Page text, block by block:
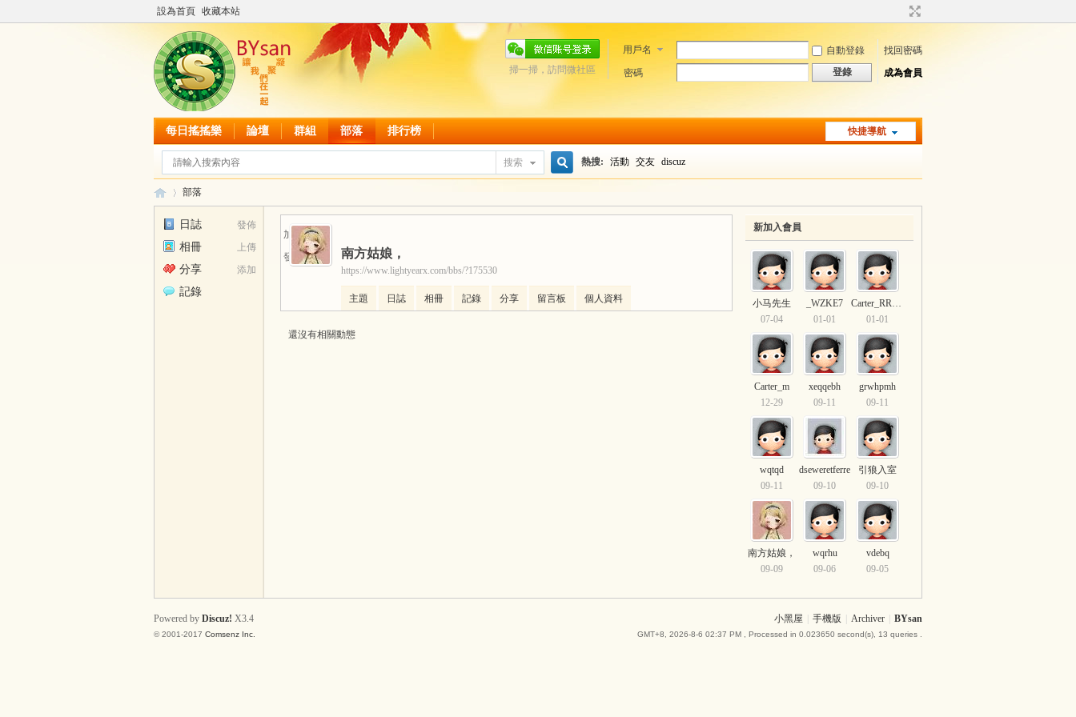
設為首頁 收藏本站
用戶名 自動登錄
找回密碼
密碼
登錄 成為會員
掃一掃，訪問微社區
快捷導航
每日搖搖樂 論壇 群組 部落 排行榜
搜索 熱搜: 活動 交友 discuz
部落
發佈
日誌
上傳
相冊
添加
分享
記錄
新加入會員
小马先生
07-04
_WZKE7
01-01
Carter_RRSD2
01-01
Carter_m
12-29
xeqqebh
09-11
grwhpmh
09-11
wqtqd
09-11
dseweretferre
09-10
引狼入室
09-10
南方姑娘，
09-09
wqrhu
09-06
vdebq
09-05
加為好友
發送消息
南方姑娘，
https://www.lightyearx.com/bbs/?175530
主題 日誌 相冊 記錄 分享 留言板 個人資料
還沒有相關動態
小黑屋 手機版 Archiver BYsan
GMT+8, 2026-8-6 02:37 PM , Processed in 0.023650 second(s), 13 queries .
Powered by Discuz! X3.4
© 2001-2017 Comsenz Inc.